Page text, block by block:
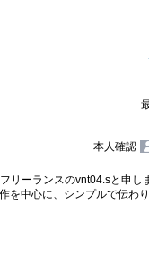
本人確認
リーランスのvnt04.sと申し
を中心に、シンプルで伝わ